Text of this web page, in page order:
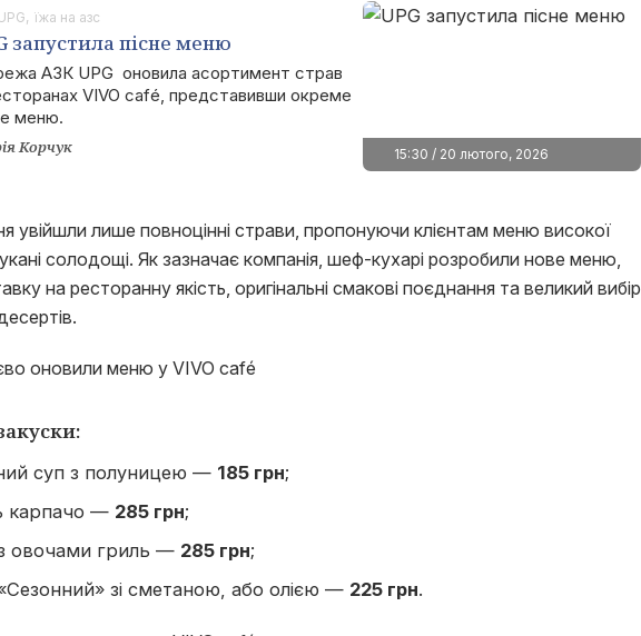
15:30 / 20 лютого, 2026
їжа на азс
запустила пісне меню
АЗК UPG оновила асортимент страв
VIVO café, представивши окреме
меню.
Корчук
увійшли лише повноцінні страви, пропонуючи клієнтам меню високої
солодощі. Як зазначає компанія, шеф-кухарі розробили нове меню,
на ресторанну якість, оригінальні смакові поєднання та великий вибір
суп з полуницею — 185 грн;
карпачо — 285 грн;
овочами гриль — 285 грн;
зі сметаною, або олією — 225 грн.